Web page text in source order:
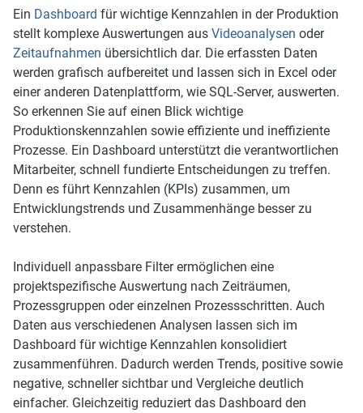
Ein Dashboard für wichtige Kennzahlen in der Produktion
stellt komplexe Auswertungen aus Videoanalysen oder
Zeitaufnahmen übersichtlich dar. Die erfassten Daten
werden grafisch aufbereitet und lassen sich in Excel oder
einer anderen Datenplattform, wie SQL-Server, auswerten.
So erkennen Sie auf einen Blick wichtige
Produktionskennzahlen sowie effiziente und ineffiziente
Prozesse. Ein Dashboard unterstützt die verantwortlichen
Mitarbeiter, schnell fundierte Entscheidungen zu treffen.
Denn es führt Kennzahlen (KPIs) zusammen, um
Entwicklungstrends und Zusammenhänge besser zu
verstehen.
Individuell anpassbare Filter ermöglichen eine
projektspezifische Auswertung nach Zeiträumen,
Prozessgruppen oder einzelnen Prozessschritten. Auch
Daten aus verschiedenen Analysen lassen sich im
Dashboard für wichtige Kennzahlen konsolidiert
zusammenführen. Dadurch werden Trends, positive sowie
negative, schneller sichtbar und Vergleiche deutlich
einfacher. Gleichzeitig reduziert das Dashboard den